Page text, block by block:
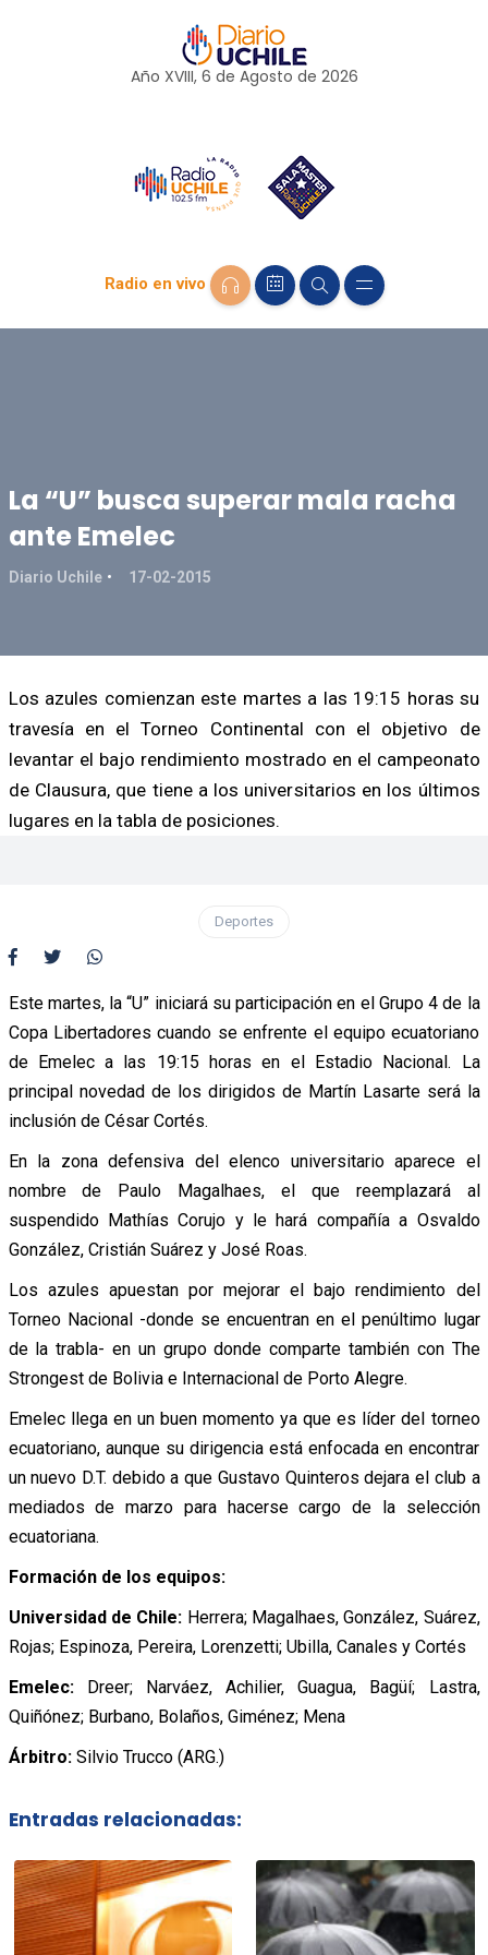
Año XVIII, 6 de Agosto de 2026
Radio en vivo
La “U” busca superar mala racha
ante Emelec
Diario Uchile 17-02-2015
Los azules comienzan este martes a las 19:15 horas su
travesía en el Torneo Continental con el objetivo de
levantar el bajo rendimiento mostrado en el campeonato
de Clausura, que tiene a los universitarios en los últimos
lugares en la tabla de posiciones.
Deportes
Este martes, la “U” iniciará su participación en el Grupo 4 de la
Copa Libertadores cuando se enfrente el equipo ecuatoriano
de Emelec a las 19:15 horas en el Estadio Nacional. La
principal novedad de los dirigidos de Martín Lasarte será la
inclusión de César Cortés.
En la zona defensiva del elenco universitario aparece el
nombre de Paulo Magalhaes, el que reemplazará al
suspendido Mathías Corujo y le hará compañía a Osvaldo
González, Cristián Suárez y José Roas.
Los azules apuestan por mejorar el bajo rendimiento del
Torneo Nacional -donde se encuentran en el penúltimo lugar
de la trabla- en un grupo donde comparte también con The
Strongest de Bolivia e Internacional de Porto Alegre.
Emelec llega en un buen momento ya que es líder del torneo
ecuatoriano, aunque su dirigencia está enfocada en encontrar
un nuevo D.T. debido a que Gustavo Quinteros dejara el club a
mediados de marzo para hacerse cargo de la selección
ecuatoriana.
Formación de los equipos:
Universidad de Chile: Herrera; Magalhaes, González, Suárez,
Rojas; Espinoza, Pereira, Lorenzetti; Ubilla, Canales y Cortés
Emelec:Dreer; Narváez, Achilier, Guagua, Bagüí; Lastra,
Quiñónez; Burbano, Bolaños, Giménez; Mena
Árbitro:Silvio Trucco (ARG.)
Entradas relacionadas: